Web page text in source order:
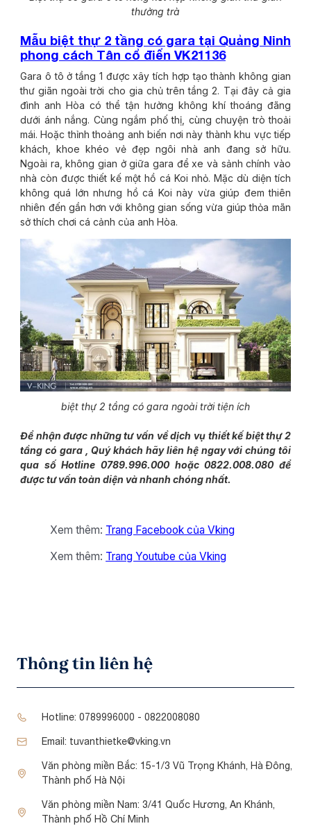
thưởng trà
Mẫu biệt thự 2 tầng có gara tại Quảng Ninh
phong cách Tân cổ điển VK21136
Gara ô tô ở tầng 1 được xây tích hợp tạo thành không gian
thư giãn ngoài trời cho gia chủ trên tầng 2. Tại đây cả gia
đình anh Hòa có thể tận hưởng không khí thoáng đãng
dưới ánh nắng. Cùng ngắm phố thị, cùng chuyện trò thoải
mái. Hoặc thỉnh thoảng anh biến nơi này thành khu vực tiếp
khách, khoe khéo vẻ đẹp ngôi nhà anh đang sở hữu.
Ngoài ra, không gian ở giữa gara để xe và sảnh chính vào
nhà còn được thiết kế một hồ cá Koi nhỏ. Mặc dù diện tích
không quá lớn nhưng hồ cá Koi này vừa giúp đem thiên
nhiên đến gần hơn với không gian sống vừa giúp thỏa mãn
sở thích chơi cá cảnh của anh Hòa.
biệt thự 2 tầng có gara ngoài trời tiện ích
Để nhận được những tư vấn về dịch vụ thiết kế biệt thự 2
tầng có gara , Quý khách hãy liên hệ ngay với chúng tôi
qua số Hotline 0789.996.000 hoặc 0822.008.080 để
được tư vấn toàn diện và nhanh chóng nhất.
Xem thêm: Trang Facebook của Vking
Xem thêm: Trang Youtube của Vking
Thông tin liên hệ
Hotline: 0789996000 - 0822008080
Email: tuvanthietke@vking.vn
Văn phòng miền Bắc: 15-1/3 Vũ Trọng Khánh, Hà Đông,
Thành phố Hà Nội
Văn phòng miền Nam: 3/41 Quốc Hương, An Khánh,
Thành phố Hồ Chí Minh